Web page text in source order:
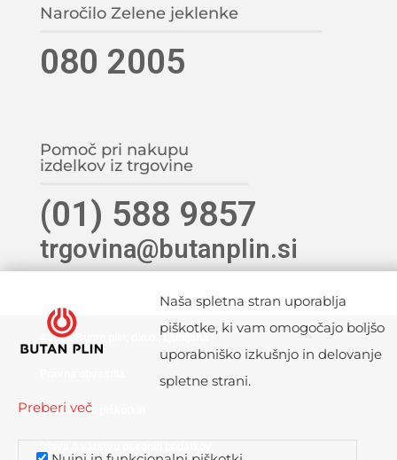
Naša spletna stran uporablja
piškotke, ki vam omogočajo boljšo
uporabniško izkušnjo in delovanje
spletne strani.
Preberi več
Naročilo Zelene jeklenke
080 2005
Pomoč pri nakupu
izdelkov iz trgovine
(01) 588 9857
trgovina@butanplin.si
©2021 Butan plin, d.o.o., Ljubljana
Obvestilo o piškotkih